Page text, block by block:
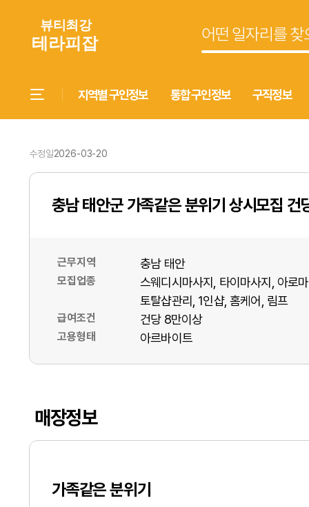
지역별 구인정보 통합 구인정보 구직정보
수정일2026-03-20
충남 태안군 가족같은 분위기 상시모집 건
근무지역 충남 태안
모집업종 스웨디시마사지 타이마사지
아로
토탈샵관리
1인샵 홈케어 림프
급여조건 건당 8만이상
고용형태 아르바이트
매장정보
가족같은 분위기